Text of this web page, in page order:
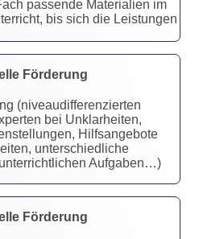
passende Materialien im
bis sich die Leistungen
Förderung
(niveau­differen­zierten
bei Unklarheiten,
Hilfsangebote
unter­schiedliche
Aufgaben…)
Förderung